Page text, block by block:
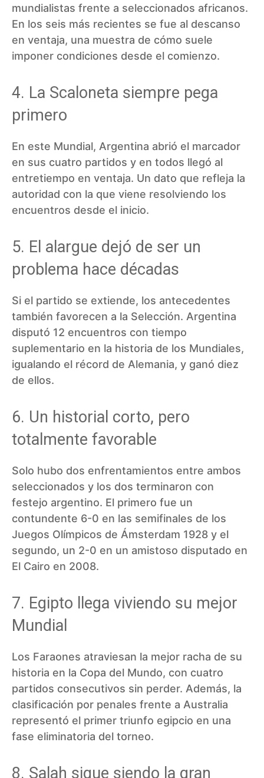
mundialistas frente a seleccionados africanos.
En los seis más recientes se fue al descanso
en ventaja, una muestra de cómo suele
imponer condiciones desde el comienzo.
4. La Scaloneta siempre pega
primero
En este Mundial, Argentina abrió el marcador
en sus cuatro partidos y en todos llegó al
entretiempo en ventaja. Un dato que refleja la
autoridad con la que viene resolviendo los
encuentros desde el inicio.
5. El alargue dejó de ser un
problema hace décadas
Si el partido se extiende, los antecedentes
también favorecen a la Selección. Argentina
disputó 12 encuentros con tiempo
suplementario en la historia de los Mundiales,
igualando el récord de Alemania, y ganó diez
de ellos.
6. Un historial corto, pero
totalmente favorable
Solo hubo dos enfrentamientos entre ambos
seleccionados y los dos terminaron con
festejo argentino. El primero fue un
contundente 6-0 en las semifinales de los
Juegos Olímpicos de Ámsterdam 1928 y el
segundo, un 2-0 en un amistoso disputado en
El Cairo en 2008.
7. Egipto llega viviendo su mejor
Mundial
Los Faraones atraviesan la mejor racha de su
historia en la Copa del Mundo, con cuatro
partidos consecutivos sin perder. Además, la
clasificación por penales frente a Australia
representó el primer triunfo egipcio en una
fase eliminatoria del torneo.
8. Salah sigue siendo la gran